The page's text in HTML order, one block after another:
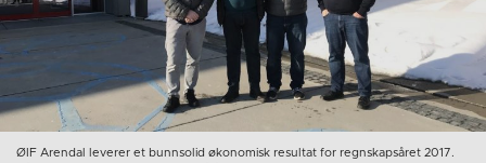
ØIF Arendal leverer et bunnsolid økonomisk resultat for regnskapsåret 2017.